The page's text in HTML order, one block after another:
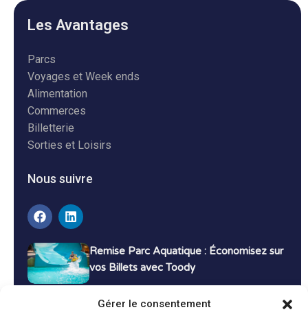
Gérer le consentement
Les Avantages
Parcs
Voyages et Week ends
Alimentation
Commerces
Billetterie
Sorties et Loisirs
Nous suivre
Remise Parc Aquatique : Économisez sur
vos Billets avec Toody